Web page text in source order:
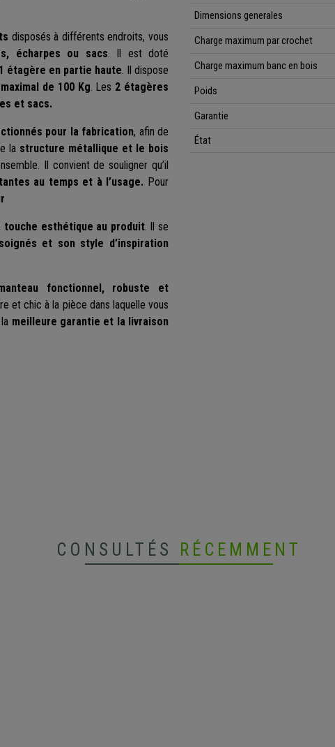
disposés à différents endroits, vous
écharpes ou sacs. Il est doté
1 étagère en partie haute. Il dispose
de 100 Kg. Les 2 étagères
et sacs.
pour la fabrication, afin de
la structure métallique et le bois
Il convient de souligner qu’il
au temps et à l’usage. Pour
touche esthétique au produit. Il se
et son style d’inspiration
fonctionnel, robuste et
et chic à la pièce dans laquelle vous
meilleure garantie et la livraison
Dimensions generales
Charge maximum par crochet
Charge maximum banc en bois
Poids
Garantie
État
CONSULTÉS RÉCEMMENT